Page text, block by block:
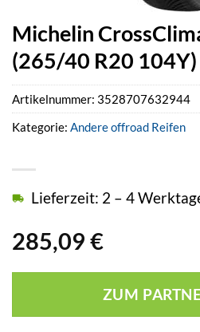
Michelin
(265/40 R20 104Y)
285,09 €
Lieferzeit: 2 – 4
ZUM
Artikelnummer: 3528707632944
Kategorie: Andere offroad Reifen